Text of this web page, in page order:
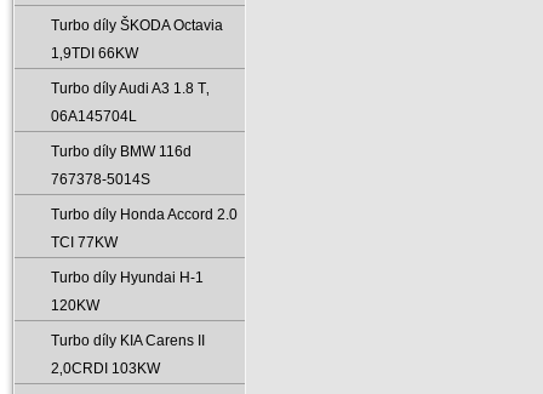
Turbo díly ŠKODA Octavia
1‚9TDI 66KW
Turbo díly Audi A3 1.8 T‚
06A145704L
Turbo díly BMW 116d
767378-5014S
Turbo díly Honda Accord 2.0
TCI 77KW
Turbo díly Hyundai H-1
120KW
Turbo díly KIA Carens II
2‚0CRDI 103KW